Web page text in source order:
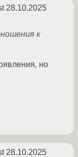
28.10.2025
к
но
28.10.2025